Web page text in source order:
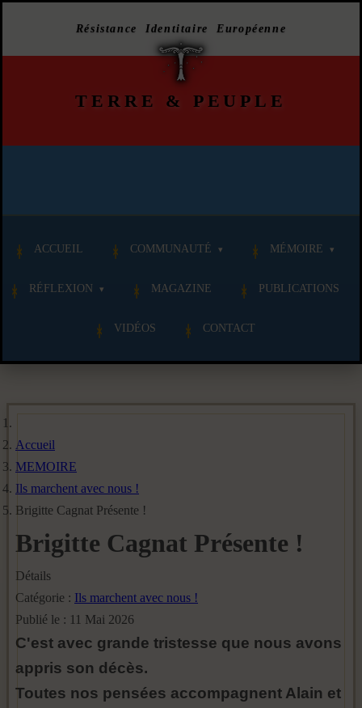
Résistance Identitaire Européenne
TERRE & PEUPLE
ACCUEIL COMMUNAUTÉ MÉMOIRE
RÉFLEXION MAGAZINE PUBLICATIONS
VIDÉOS CONTACT
Accueil
MEMOIRE
Ils marchent avec nous !
Brigitte Cagnat Présente !
Brigitte Cagnat Présente !
Détails
Catégorie : Ils marchent avec nous !
Publié le : 11 Mai 2026
C'est avec grande tristesse que nous avons
appris son décès.
Toutes nos pensées accompagnent Alain et